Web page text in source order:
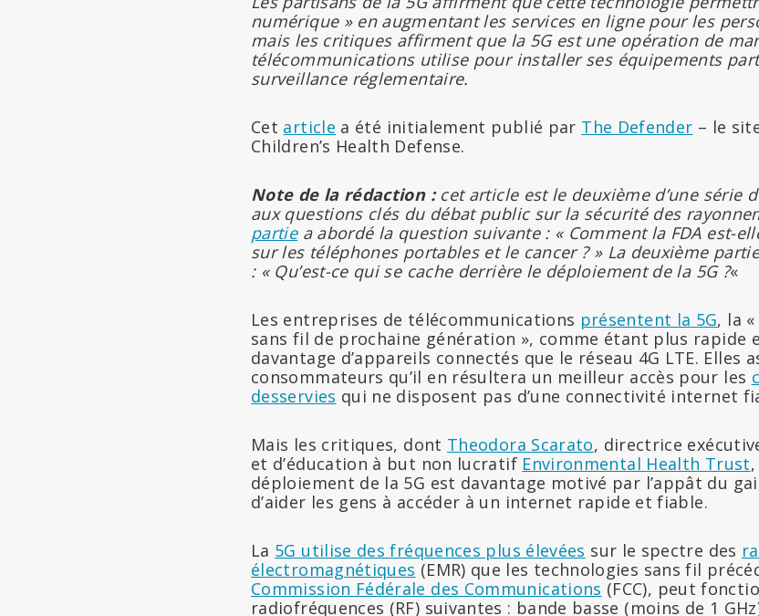
numérique » en augmentant les services en ligne pour les
mais les critiques affirment que la 5G est une opération de
télécommunications utilise pour installer ses équipements
surveillance réglementaire.
Cet article a été initialement publié par The Defender – le
Children’s Health Defense.
Note de la rédaction :cet article est le deuxième d’une série
aux questions clés du débat public sur la sécurité des
partiea abordé la question suivante : « Comment la FDA est-
sur les téléphones portables et le cancer ? » La deuxième
: « Qu’est-ce qui se cache derrière le déploiement de la 5G ?«
Les entreprises de télécommunications présentent la 5G, la
sans fil de prochaine génération », comme étant plus rapide
davantage d’appareils connectés que le réseau 4G LTE. Elles
consommateurs qu’il en résultera un meilleur accès pour les
desservies qui ne disposent pas d’une connectivité internet
Mais les critiques, dont Theodora Scarato, directrice
et d’éducation à but non lucratif Environmental Health Trust
déploiement de la 5G est davantage motivé par l’appât du
d’aider les gens à accéder à un internet rapide et fiable.
La 5G utilise des fréquences plus élevées sur le spectre des
électromagnétiques (EMR) que les technologies sans fil
Commission Fédérale des Communications (FCC), peut
radiofréquences (RF) suivantes : bande basse (moins de 1